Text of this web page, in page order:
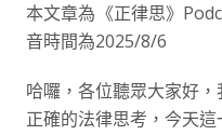
本文章為《正律思》
音時間為2025/8/6
哈囉，各位聽眾大家好
正確的法律思考，今天